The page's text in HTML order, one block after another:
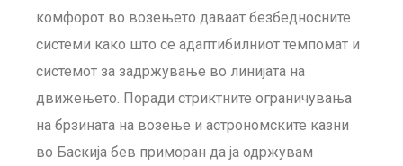
комфорот во возењето даваат безбедносните
системи како што се адаптибилниот темпомат и
системот за задржување во линијата на
движењето. Поради стриктните ограничувања
на брзината на возење и астрономските казни
во Баскија бев приморан да ја одржувам